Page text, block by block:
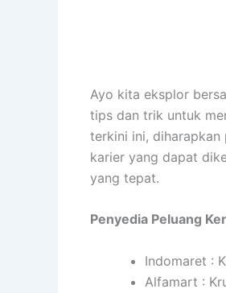
Ayo kita eksplor
tips dan trik untuk
terkini ini, diharapkan
karier yang dapat
yang tepat.
Penyedia Peluang
Indomaret :
Alfamart :